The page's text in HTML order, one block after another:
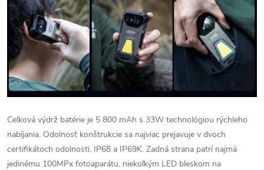
Celková výdrž batérie je 5 800 mAh s 33W technológiou rýchleho
nabíjania. Odolnosť konštrukcie sa najviac prejavuje v dvoch
certifikátoch odolnosti, IP68 a IP69K. Zadná strana patrí najmä
jedinému 100MPx fotoaparátu, niekoľkým LED bleskom na